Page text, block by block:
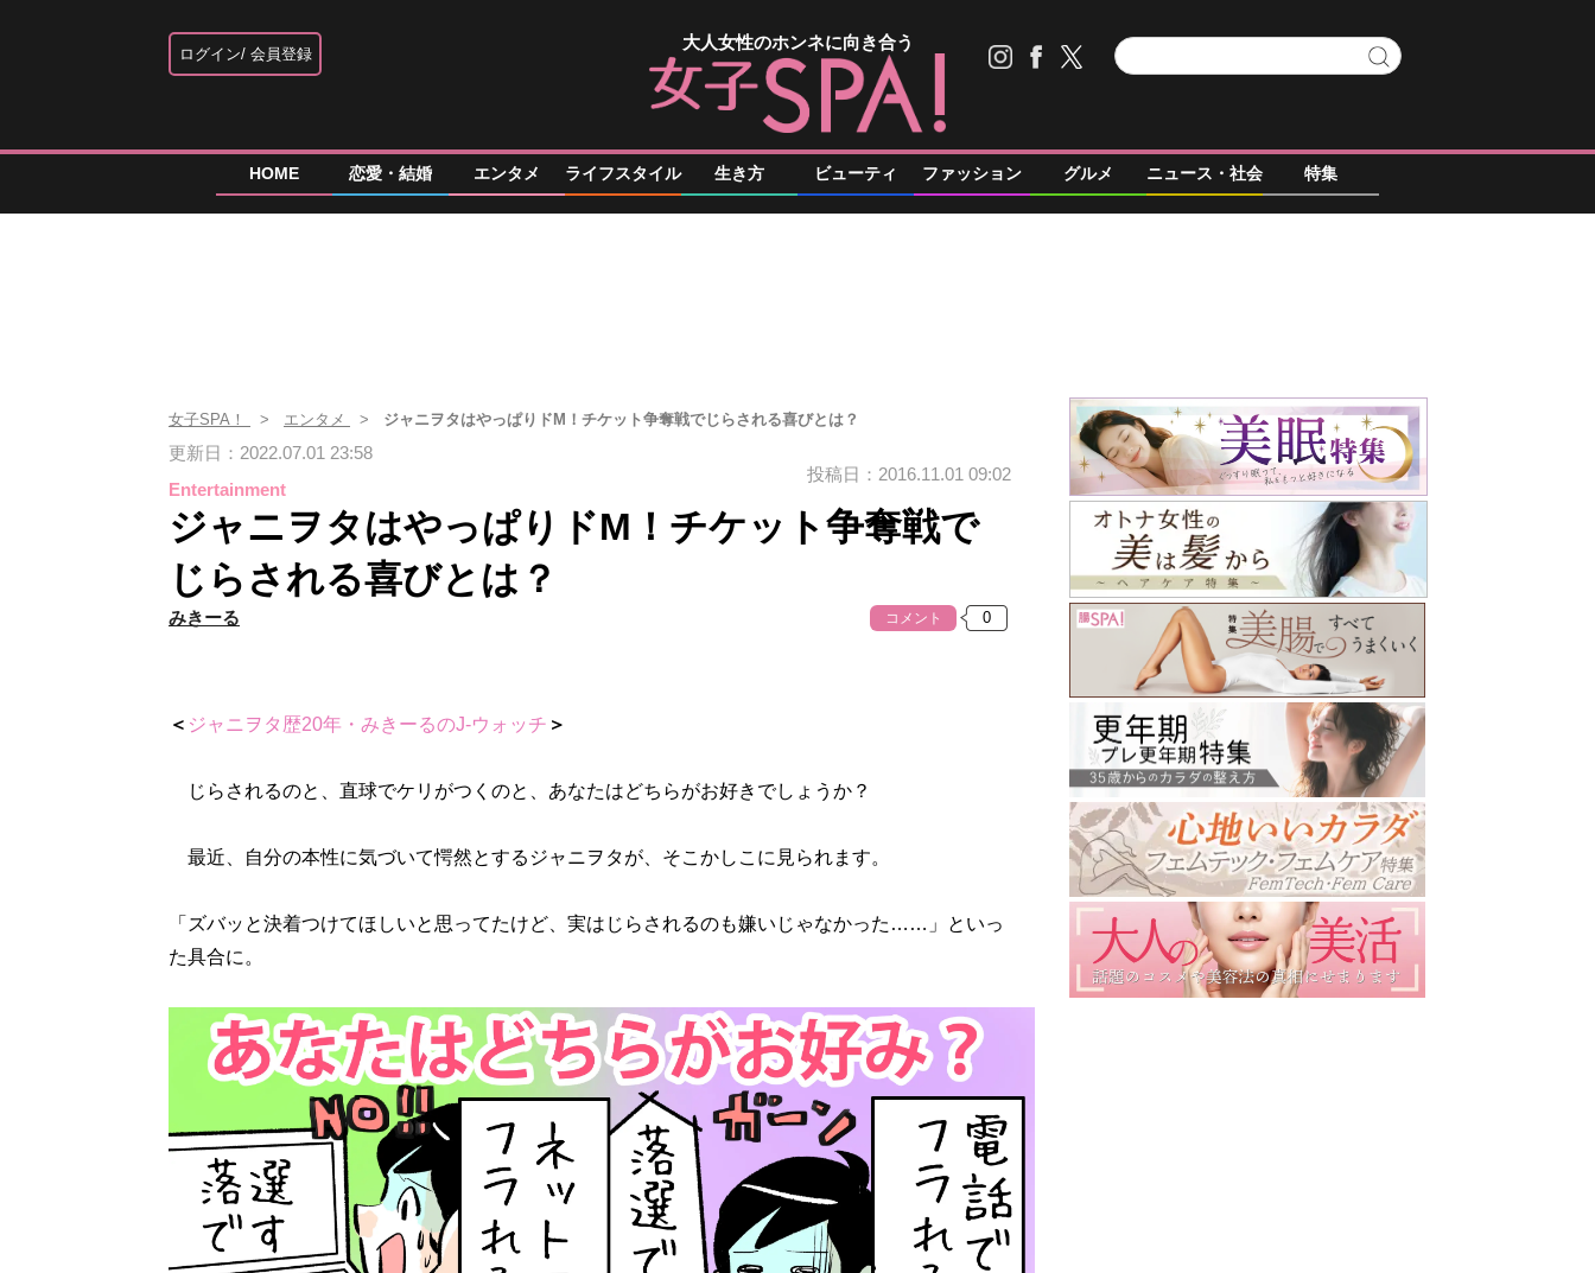
ログイン 会員登録
大人女性のホンネに向き合う
HOME 恋愛・結婚 エンタメ ライフスタイル 生き方 ビューティ ファッション グルメ ニュース・社会 特集
女子SPA！ エンタメ ジャニヲタはやっぱりドM！チケット争奪戦でじらされる喜びとは？
更新日：2022.07.01 23:58
Entertainment
投稿日：2016.11.01 09:02
ジャニヲタはやっぱりドM！チケット争奪戦で
じらされる喜びとは？
みきーる コメント
＜ ジャニヲタ歴20年・みきーるのJ-ウォッチ ＞
じらされるのと、直球でケリがつくのと、あなたはどちらがお好きでしょうか？
最近、自分の本性に気づいて愕然とするジャニヲタが、そこかしこに見られます。
「ズバッと決着つけてほしいと思ってたけど、実はじらされるのも嫌いじゃなかった……」といっ
た具合に。